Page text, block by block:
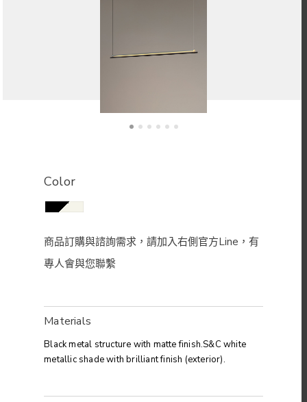
Color
Materials
Black metal structure with matte finish.S&C white
metallic shade with brilliant finish (exterior).